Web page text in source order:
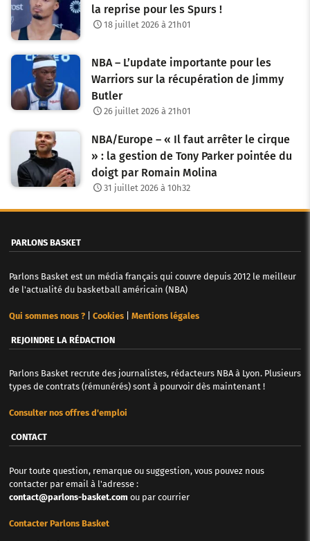
e
s
r
c
s
la reprise pour les Spurs !
18 juillet 2026 à 21h01
NBA – L’update importante pour les
Warriors sur la récupération de Jimmy
Butler
26 juillet 2026 à 21h01
NBA/Europe – « Il faut arrêter le cirque
» : la gestion de Tony Parker pointée du
doigt par Romain Molina
31 juillet 2026 à 10h32
PARLONS BASKET
Parlons Basket est un média français qui couvre depuis 2012 le meilleur
de l'actualité du basketball américain (NBA)
Qui sommes nous ?| Cookies| Mentions légales
REJOINDRE LA RÉDACTION
Parlons Basket recrute des journalistes, rédacteurs NBA à Lyon. Plusieurs
types de contrats (rémunérés) sont à pourvoir dès maintenant !
Consulter nos offres d'emploi
CONTACT
Pour toute question, remarque ou suggestion, vous pouvez nous
contacter par email à l'adresse :
contact@parlons-basket.com ou par courrier
Contacter Parlons Basket